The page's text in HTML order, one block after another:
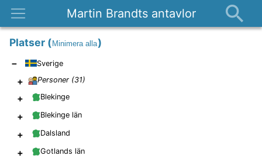
Martin Brandts antavlor
Platser
Kontakt
Platser (Minimera alla)
− Sverige
+ Personer (31)
+ Blekinge
+ Blekinge län
+ Dalsland
+ Gotlands län